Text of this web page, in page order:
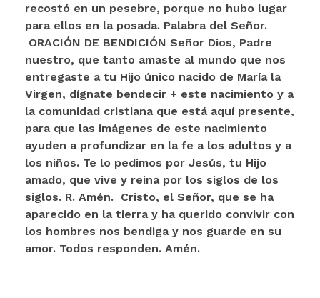
recostó en un pesebre, porque no hubo lugar
para ellos en la posada. Palabra del Señor.
ORACIÓN DE BENDICIÓN Señor Dios, Padre
nuestro, que tanto amaste al mundo que nos
entregaste a tu Hijo único nacido de María la
Virgen, dígnate bendecir + este nacimiento y a
la comunidad cristiana que está aquí presente,
para que las imágenes de este nacimiento
ayuden a profundizar en la fe a los adultos y a
los niños. Te lo pedimos por Jesús, tu Hijo
amado, que vive y reina por los siglos de los
siglos. R. Amén. Cristo, el Señor, que se ha
aparecido en la tierra y ha querido convivir con
los hombres nos bendiga y nos guarde en su
amor. Todos responden. Amén.